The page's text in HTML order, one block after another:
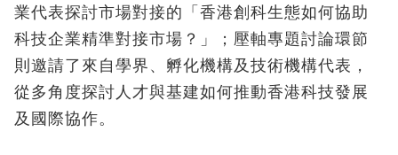
業代表探討市場對接的「香港創科生態如何協助
科技企業精準對接市場？」；壓軸專題討論環節
則邀請了來自學界、孵化機構及技術機構代表，
從多角度探討人才與基建如何推動香港科技發展
及國際協作。